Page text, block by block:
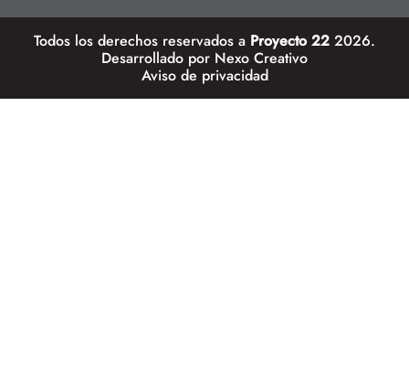
Todos los derechos reservados a Proyecto 22 2026.
Desarrollado por Nexo Creativo
Aviso de privacidad